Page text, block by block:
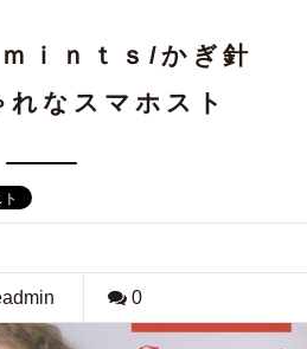
ｉｎｔｓ/かぎ針
なスマホスト
0